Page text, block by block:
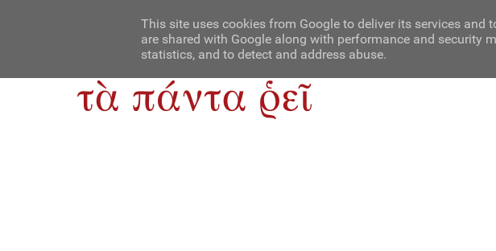
Contact Us About Us
This site uses cookies from Google to deliver its services and
are shared with Google along with performance and security
statistics, and to detect and address abuse.